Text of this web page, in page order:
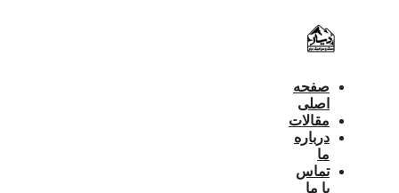
صفحه
اصلی
مقالات
درباره
ما
تماس
با ما